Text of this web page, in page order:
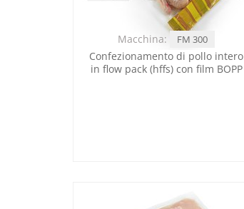
Confezionamento di pollo intero
in flow pack (hffs) con film BOPP
Macchina: FM 300